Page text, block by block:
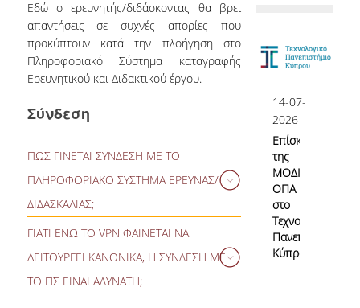
Αρμοδιότητες Υπηρεσίας
Γνώρισε την ΜΟΔΙΠ
Νομικό Πλαίσιο
ΕΣΠΑ ΜΟΔΙΠ
ΕΣΠΑ 2020-23
ΕΣΠΑ 2007-13
Σύστημα Διασφάλισης Ποιότητας
Πολιτική Διασφάλισης Ποιότητας
Εδώ ο ερευνητής/διδάσκοντας θα βρει
απαντήσεις σε συχνές απορίες που
προκύπτουν κατά την πλοήγηση στο
Πληροφοριακό Σύστημα καταγραφής
Ερευνητικού και Διδακτικού έργου.
Σύνδεση
ΠΩΣ ΓΙΝΕΤΑΙ ΣΥΝΔΕΣΗ ΜΕ ΤΟ
ΠΛΗΡΟΦΟΡΙΑΚΟ ΣΥΣΤΗΜΑ ΕΡΕΥΝΑΣ/
ΔΙΔΑΣΚΑΛΙΑΣ;
Η σύνδεση του ερευνητή στο σύστημα
γίνεται από τη σελίδα πρόσβασης στην
εφαρμογή ( https://modip-
is.aueb.gr:8543/qualire/login.seam
εισαγωγή των διαπιστευτηρίων του,
ΓΙΑΤΙ ΕΝΩ ΤΟ VPN ΦΑΙΝΕΤΑΙ ΝΑ
ΛΕΙΤΟΥΡΓΕΙ ΚΑΝΟΝΙΚΑ, Η ΣΥΝΔΕΣΗ ΜΕ
ΤΟ ΠΣ ΕΙΝΑΙ ΑΔΥΝΑΤΗ;
14-07-
2026
Επίσκεψη
της
ΜΟΔΙΠ
ΟΠΑ
στο
Τεχνολογικό
Πανεπιστήμιο
Κύπρου